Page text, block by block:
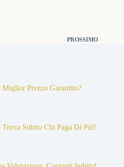
PROSSIMO
Miglior Prezzo Garantito?
Subito Chi Paga Di Più!